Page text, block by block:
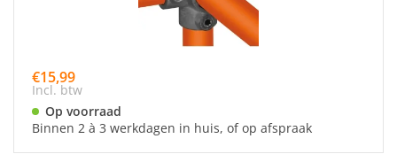
€15,99
Incl. btw
Op voorraad
Binnen 2 à 3 werkdagen in huis, of op afspraak